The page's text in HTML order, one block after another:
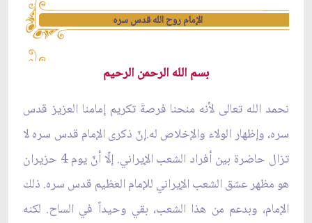
الإمام روح الله قدس سره
بسم الله الرحمن الرحيم
نحمد الله تعالى لأنه منحنا فرصةَ تكريم إمامنا العزيز قدس
سره، وإظهار الولاء والإخلاص له.إنّ ذكرى الإمام قدس سره لا
تزال حاضرة بين أفراد الشعب الإيراني. إلّا أنّ يوم 4 حزيران
هو مظهر عشق الشعب الإيراني للإمام العظيم قدس سره. ذلك
الإمام، وبدعم من هذا الشعب، بقي وحيداً في الساح. لكنه